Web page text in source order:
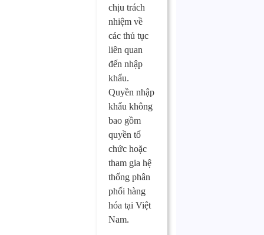
chịu trách
nhiệm về
các thủ tục
liên quan
đến nhập
khẩu.
Quyền nhập
khẩu không
bao gồm
quyền tổ
chức hoặc
tham gia hệ
thống phân
phối hàng
hóa tại Việt
Nam.